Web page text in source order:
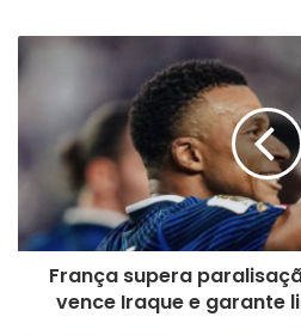
França supera
vence Iraque e garante